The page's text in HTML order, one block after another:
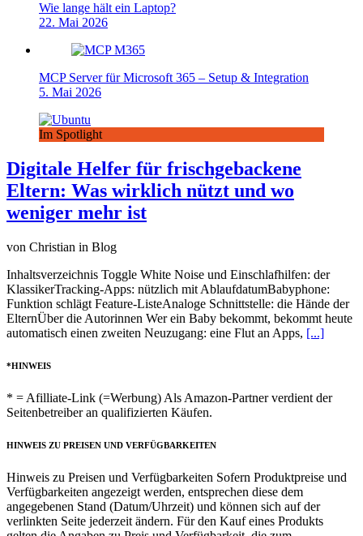
Wie lange hält ein Laptop?
22. Mai 2026
MCP Server für Microsoft 365 – Setup & Integration
5. Mai 2026
Im Spotlight
Digitale Helfer für frischgebackene
Eltern: Was wirklich nützt und wo
weniger mehr ist
von Christian in Blog
Inhaltsverzeichnis Toggle White Noise und Einschlafhilfen: der
KlassikerTracking-Apps: nützlich mit AblaufdatumBabyphone:
Funktion schlägt Feature-ListeAnaloge Schnittstelle: die Hände der
ElternÜber die Autorinnen Wer ein Baby bekommt, bekommt heute
automatisch einen zweiten Neuzugang: eine Flut an Apps, [...]
*HINWEIS
* = Afilliate-Link (=Werbung) Als Amazon-Partner verdient der
Seitenbetreiber an qualifizierten Käufen.
HINWEIS ZU PREISEN UND VERFÜGBARKEITEN
Hinweis zu Preisen und Verfügbarkeiten Sofern Produktpreise und
Verfügbarkeiten angezeigt werden, entsprechen diese dem
angegebenen Stand (Datum/Uhrzeit) und können sich auf der
verlinkten Seite jederzeit ändern. Für den Kauf eines Produkts